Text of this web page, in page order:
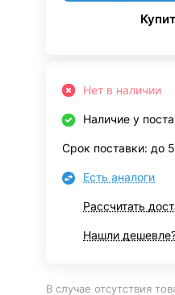
Нет в наличии
Наличие у
Срок поставки: до
Есть аналоги
Рассчитать
Нашли
В случае отсутствия